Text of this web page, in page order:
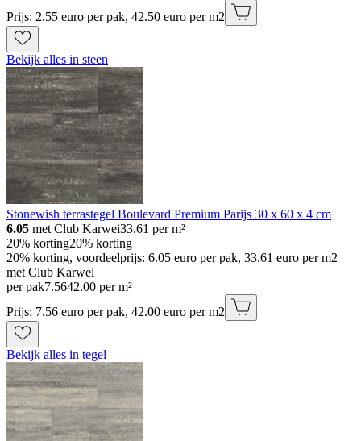
Prijs: 2.55 euro per pak, 42.50 euro per m2
Bekijk alles in steen
Stonewish terrastegel Boulevard Premium Parijs 30 x 60 x 4 cm
6.05 met Club Karwei33.61 per m²
20% korting20% korting
20% korting, voordeelprijs: 6.05 euro per pak, 33.61 euro per m2
met Club Karwei
per pak7.5642.00 per m²
Prijs: 7.56 euro per pak, 42.00 euro per m2
Bekijk alles in tegel